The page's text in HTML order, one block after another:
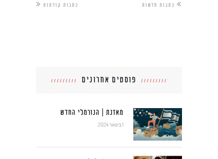
כתבות קודמות כתבות חדשות
פוסטים אחרונים
מאזנת | הנורמלי החדש
1 בינואר 2024